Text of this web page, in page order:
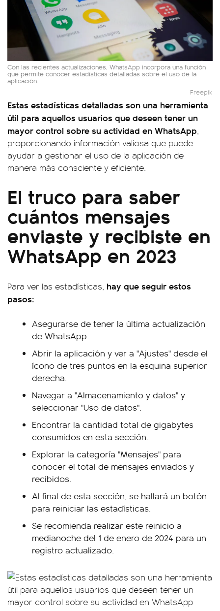
Con las recientes actualizaciones, WhatsApp incorpora una función
que permite conocer estadísticas detalladas sobre el uso de la
aplicación.
Freepik
Estas estadísticas detalladas son una herramienta
útil para aquellos usuarios que deseen tener un
mayor control sobre su actividad en WhatsApp,
proporcionando información valiosa que puede
ayudar a gestionar el uso de la aplicación de
manera más consciente y eficiente.
El truco para saber
cuántos mensajes
enviaste y recibiste en
WhatsApp en 2023
Para ver las estadísticas, hay que seguir estos
pasos:
Asegurarse de tener la última actualización
de WhatsApp.
Abrir la aplicación y ver a "Ajustes" desde el
ícono de tres puntos en la esquina superior
derecha.
Navegar a "Almacenamiento y datos" y
seleccionar "Uso de datos".
Encontrar la cantidad total de gigabytes
consumidos en esta sección.
Explorar la categoría "Mensajes" para
conocer el total de mensajes enviados y
recibidos.
Al final de esta sección, se hallará un botón
para reiniciar las estadísticas.
Se recomienda realizar este reinicio a
medianoche del 1 de enero de 2024 para un
registro actualizado.